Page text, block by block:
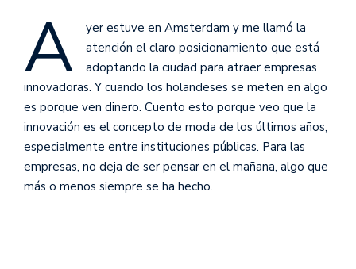
A
yer estuve en Amsterdam y me llamó la
atención el claro posicionamiento que está
adoptando la ciudad para atraer empresas
innovadoras. Y cuando los holandeses se meten en algo
es porque ven dinero. Cuento esto porque veo que la
innovación es el concepto de moda de los últimos años,
especialmente entre instituciones públicas. Para las
empresas, no deja de ser pensar en el mañana, algo que
más o menos siempre se ha hecho.